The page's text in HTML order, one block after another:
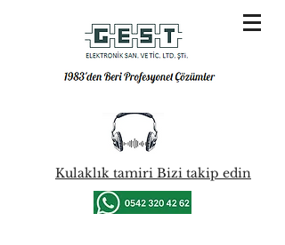
Kulaklık tamiri Bizi takip edin